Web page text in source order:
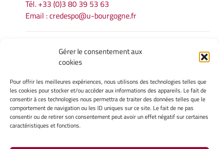
Gérer le consentement aux
cookies
Pour offrir les meilleures expériences, nous utilisons des technologies telles que
les cookies pour stocker et/ou accéder aux informations des appareils. Le fait de
consentir à ces technologies nous permettra de traiter des données telles que le
comportement de navigation ou les ID uniques sur ce site. Le fait de ne pas
consentir ou de retirer son consentement peut avoir un effet négatif sur certaines
caractéristiques et fonctions.
Tél. +33 (0)3 80 39 53 63
Email :credespo@u-bourgogne.fr
INFORMATIONS LÉGALES
Mentions légales
Politique de cookies
Déclaration de confidentialité
Avertissement
INTRANET